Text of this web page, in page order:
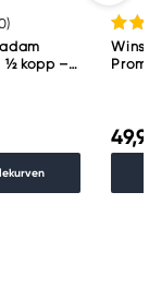
)
½ kopp –